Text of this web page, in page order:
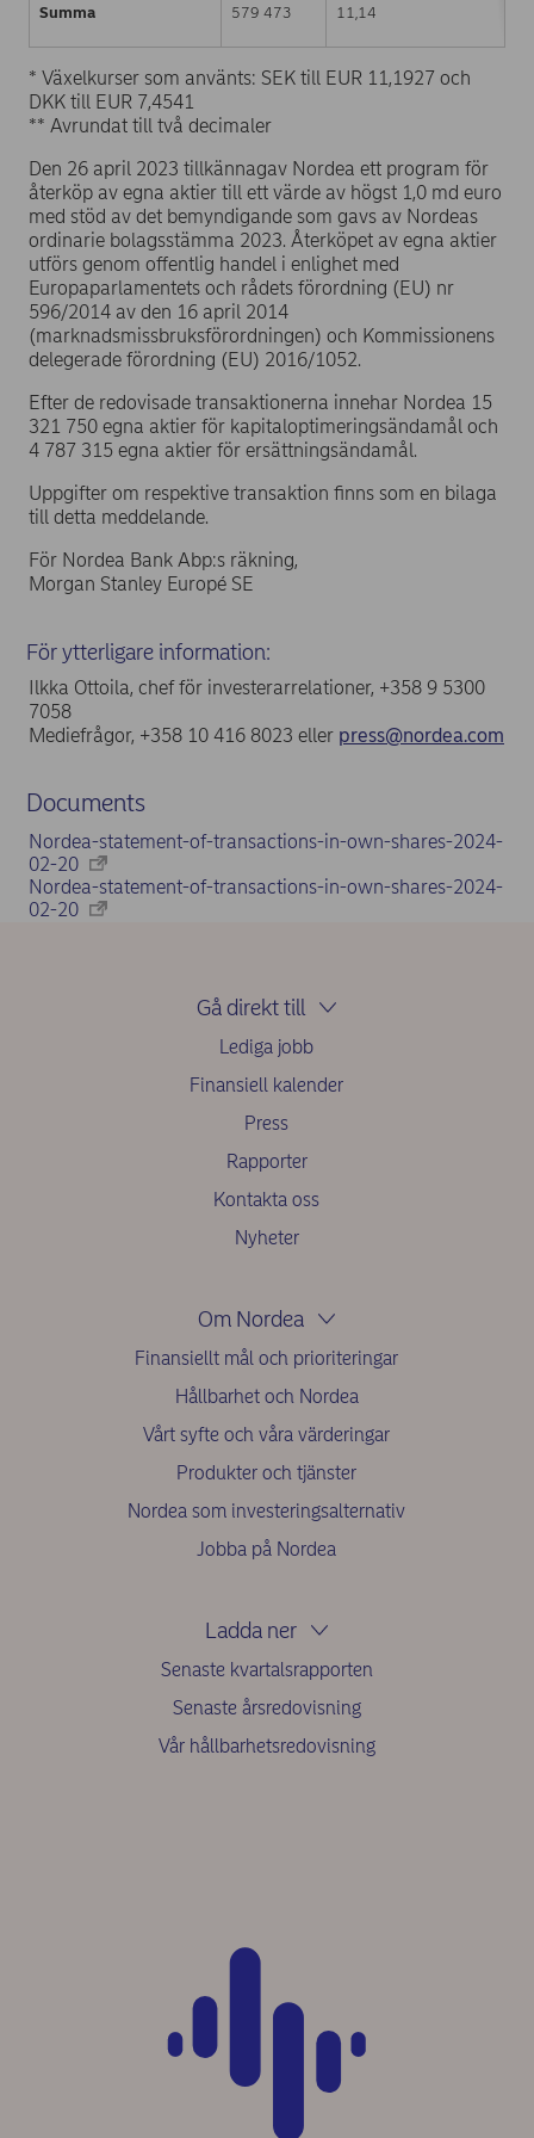
Summa 579 473 11,14
* Växelkurser som använts: SEK till EUR 11,1927 och
DKK till EUR 7,4541
** Avrundat till två decimaler
Den 26 april 2023 tillkännagav Nordea ett program för
återköp av egna aktier till ett värde av högst 1,0 md euro
med stöd av det bemyndigande som gavs av Nordeas
ordinarie bolagsstämma 2023. Återköpet av egna aktier
utförs genom offentlig handel i enlighet med
Europaparlamentets och rådets förordning (EU) nr
596/2014 av den 16 april 2014
(marknadsmissbruksförordningen) och Kommissionens
delegerade förordning (EU) 2016/1052.
Efter de redovisade transaktionerna innehar Nordea 15
321 750 egna aktier för kapitaloptimeringsändamål och
4 787 315 egna aktier för ersättningsändamål.
Uppgifter om respektive transaktion finns som en bilaga
till detta meddelande.
För Nordea Bank Abp:s räkning,
Morgan Stanley Europé SE
För ytterligare information:
Ilkka Ottoila, chef för investerarrelationer, +358 9 5300
7058
Mediefrågor, +358 10 416 8023 eller press@nordea.com
Documents
Nordea-statement-of-transactions-in-own-shares-2024-
02-20
Nordea-statement-of-transactions-in-own-shares-2024-
02-20
Gå direkt till
Lediga jobb
Finansiell kalender
Press
Rapporter
Kontakta oss
Nyheter
Om Nordea
Finansiellt mål och prioriteringar
Hållbarhet och Nordea
Vårt syfte och våra värderingar
Produkter och tjänster
Nordea som investeringsalternativ
Jobba på Nordea
Ladda ner
Senaste kvartalsrapporten
Senaste årsredovisning
Vår hållbarhetsredovisning